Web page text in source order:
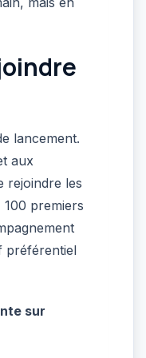
lancement.
aux
rejoindre les
100 premiers
préférentiel
sur